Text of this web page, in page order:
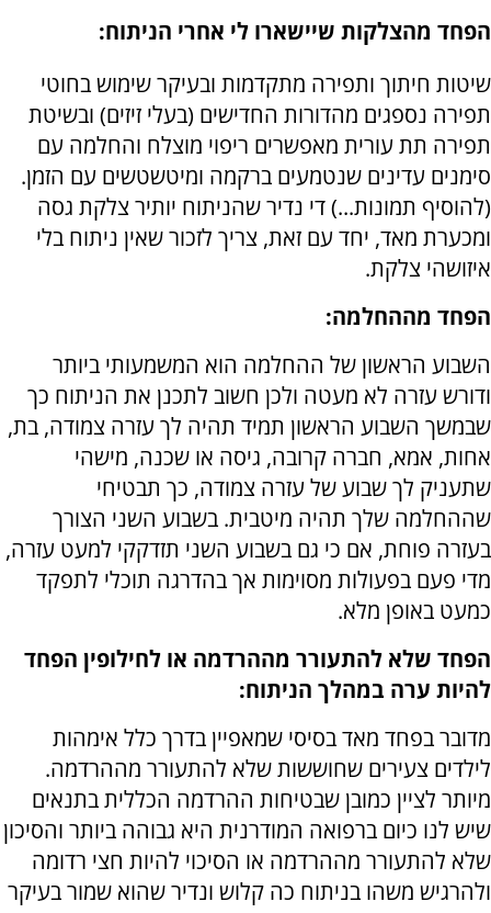
הפחד מהצלקות שיישארו לי אחרי הניתוח:
שיטות חיתוך ותפירה מתקדמות ובעיקר שימוש בחוטי
תפירה נספגים מהדורות החדישים (בעלי זיזים) ובשיטת
תפירה תת עורית מאפשרים ריפוי מוצלח והחלמה עם
סימנים עדינים שנטמעים ברקמה ומיטשטשים עם הזמן.
(להוסיף תמונות...) די נדיר שהניתוח יותיר צלקת גסה
ומכערת מאד, יחד עם זאת, צריך לזכור שאין ניתוח בלי
איזושהי צלקת.
הפחד מההחלמה:
השבוע הראשון של ההחלמה הוא המשמעותי ביותר
ודורש עזרה לא מעטה ולכן חשוב לתכנן את הניתוח כך
שבמשך השבוע הראשון תמיד תהיה לך עזרה צמודה, בת,
אחות, אמא, חברה קרובה, גיסה או שכנה, מישהי
שתעניק לך שבוע של עזרה צמודה, כך תבטיחי
שההחלמה שלך תהיה מיטבית. בשבוע השני הצורך
בעזרה פוחת, אם כי גם בשבוע השני תזדקקי למעט עזרה,
מדי פעם בפעולות מסוימות אך בהדרגה תוכלי לתפקד
כמעט באופן מלא.
הפחד שלא להתעורר מההרדמה או לחילופין הפחד
להיות ערה במהלך הניתוח:
מדובר בפחד מאד בסיסי שמאפיין בדרך כלל אימהות
לילדים צעירים שחוששות שלא להתעורר מההרדמה.
מיותר לציין כמובן שבטיחות ההרדמה הכללית בתנאים
שיש לנו כיום ברפואה המודרנית היא גבוהה ביותר והסיכון
שלא להתעורר מההרדמה או הסיכוי להיות חצי רדומה
ולהרגיש משהו בניתוח כה קלוש ונדיר שהוא שמור בעיקר